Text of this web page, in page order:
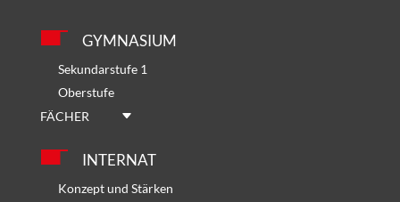
GYMNASIUM
Sekundarstufe 1
Oberstufe
FÄCHER
INTERNAT
Konzept und Stärken